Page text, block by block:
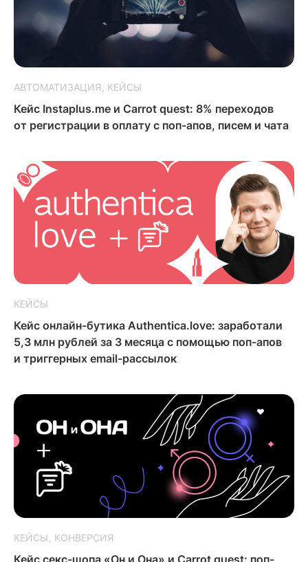
АВТОМАТИЗАЦИЯ КЕЙСЫ
Кейс Instaplus.me и Carrot quest: 8% переходов
от регистрации в оплату с поп-апов, писем и чата
КЕЙСЫ
Кейс онлайн-бутика Authentica.love: заработали
5,3 млн рублей за 3 месяца с помощью поп-апов
и триггерных email-рассылок
КЕЙСЫ КОНВЕРСИЯ
Кейс секс-шопа «Он и Она» и Carrot quest: поп-